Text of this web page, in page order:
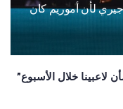
لأن أموريم كان
لاعبينا خلال الأسبوع”